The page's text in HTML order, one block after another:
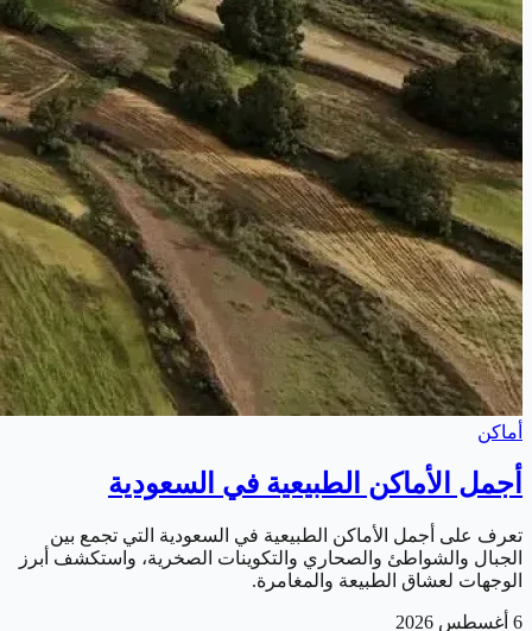
أماكن
أجمل الأماكن الطبيعية في السعودية
تعرف على أجمل الأماكن الطبيعية في السعودية التي تجمع بين
الجبال والشواطئ والصحاري والتكوينات الصخرية، واستكشف أبرز
الوجهات لعشاق الطبيعة والمغامرة.
6 أغسطس 2026